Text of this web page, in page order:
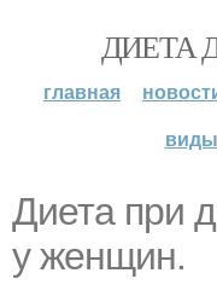
ДИЕТА
главная
Диета при
у женщин.